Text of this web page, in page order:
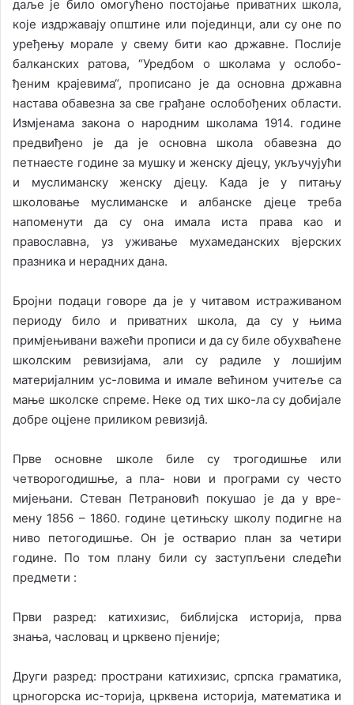
даље је било омогућено постојање приватних школа,
које издржавају општине или појединци, али су оне по
уређењу морале у свему бити као државне. Послије
балканских ратова, “Уредбом о школама у ослобо-
ђеним крајевима“, прописано је да основна државна
настава обавезна за све грађане ослобођених области.
Измјенама закона о народним школама 1914. године
предвиђено је да је основна школа обавезна до
петнаесте године за мушку и женску дјецу, укључујући
и муслиманску женску дјецу. Када је у питању
школовање муслиманске и албанске дјеце треба
напоменути да су она имала иста права као и
православна, уз уживање мухамеданских вјерских
празника и нерадних дана.
Бројни подаци говоре да је у читавом истраживаном
периоду било и приватних школа, да су у њима
примјењивани важећи прописи и да су биле обухваћене
школским ревизијама, али су радиле у лошијим
материјалним ус-ловима и имале већином учитеље са
мање школске спреме. Неке од тих шко-ла су добијале
добре оцјене приликом ревизијâ.
Прве основне школе биле су трогодишње или
четворогодишње, а пла- нови и програми су често
мијењани. Стеван Петрановић покушао је да у вре-
мену 1856 – 1860. године цетињску школу подигне на
ниво петогодишње. Он је остварио план за четири
године. По том плану били су заступљени следећи
предмети :
Први разред: катихизис, библијска историја, прва
знања, часловац и црквено пјеније;
Други разред: пространи катихизис, српска граматика,
црногорска ис-торија, црквена историја, математика и